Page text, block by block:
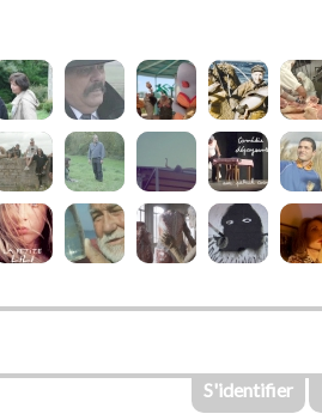
S'identifier